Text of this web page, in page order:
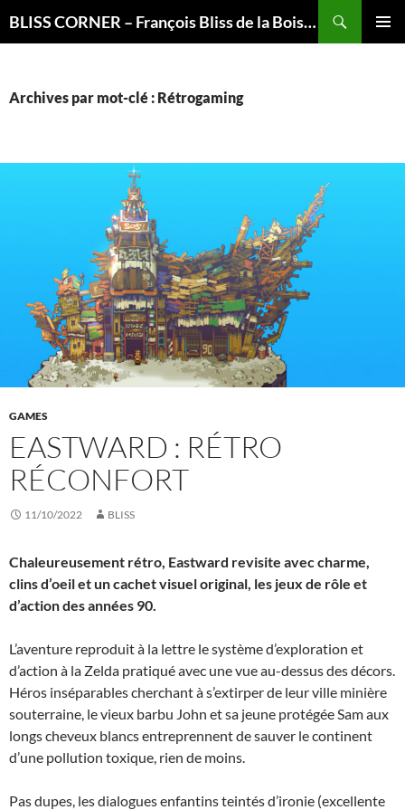
BLISS CORNER – François Bliss de la Boissière is here
Archives par mot-clé : Rétrogaming
GAMES
EASTWARD : RÉTRO
RÉCONFORT
11/10/2022 BLISS
Chaleureusement rétro, Eastward revisite avec charme,
clins d’oeil et un cachet visuel original, les jeux de rôle et
d’action des années 90.
L’aventure reproduit à la lettre le système d’exploration et
d’action à la Zelda pratiqué avec une vue au-dessus des décors.
Héros inséparables cherchant à s’extirper de leur ville minière
souterraine, le vieux barbu John et sa jeune protégée Sam aux
longs cheveux blancs entreprennent de sauver le continent
d’une pollution toxique, rien de moins.
Pas dupes, les dialogues enfantins teintés d’ironie (excellente